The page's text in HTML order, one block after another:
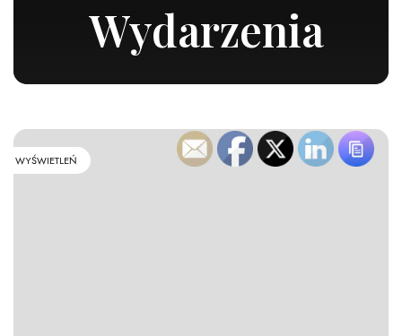
Wydarzenia
WYŚWIETLEŃ